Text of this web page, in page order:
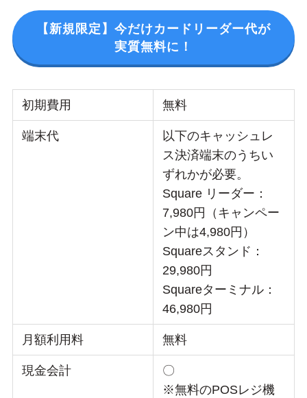
【新規限定】今だけカードリーダー代が
実質無料に！
初期費用 無料
端末代
以下のキャッシュレ
ス決済端末のうちい
ずれかが必要。
Square リーダー：
7,980円（キャンペー
ン中は4,980円）
Squareスタンド：
29,980円
Squareターミナル：
46,980円
月額利用料 無料
現金会計
〇
※無料のPOSレジ機